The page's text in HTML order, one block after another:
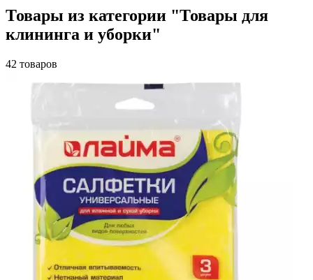
Товары из категории "Товары для
клининга и уборки"
42 товаров